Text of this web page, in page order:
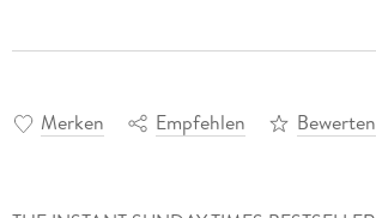
Merken Empfehlen Bewerten